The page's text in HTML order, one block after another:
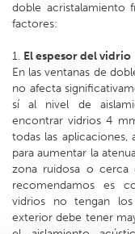
doble acristalamiento
factores:
1. El espesor del vidrio
En las ventanas de
no afecta
sí al nivel de
encontrar vidrios 4
todas las
para aumentar la
zona ruidosa o cerca
recomendamos es
vidrios no tengan
exterior debe tener